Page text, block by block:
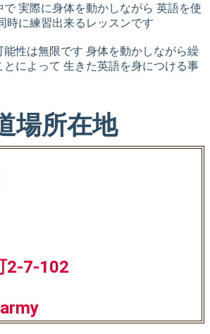
実際に身体を動かしながら 英語を使
時に練習出来るレッスンです
性は無限です 身体を動かしながら繰
とによって 生きた英語を身につける事
場所在地
2-7-102